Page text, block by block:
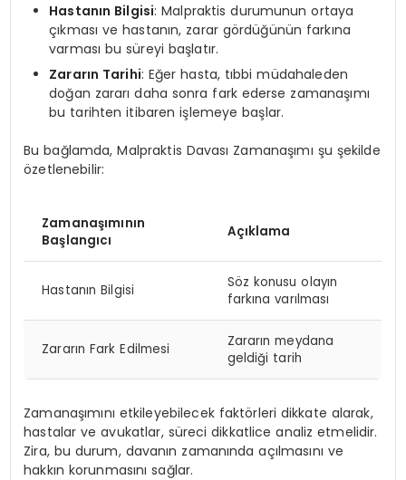
Hastanın Bilgisi: Malpraktis durumunun ortaya
çıkması ve hastanın, zarar gördüğünün farkına
varması bu süreyi başlatır.
Zararın Tarihi: Eğer hasta, tıbbi müdahaleden
doğan zararı daha sonra fark ederse zamanaşımı
bu tarihten itibaren işlemeye başlar.
Bu bağlamda, Malpraktis Davası Zamanaşımı şu şekilde
özetlenebilir:
Zamanaşımının
Başlangıcı
Açıklama
Hastanın Bilgisi
Söz konusu olayın
farkına varılması
Zararın Fark Edilmesi
Zararın meydana
geldiği tarih
Zamanaşımını etkileyebilecek faktörleri dikkate alarak,
hastalar ve avukatlar, süreci dikkatlice analiz etmelidir.
Zira, bu durum, davanın zamanında açılmasını ve
hakkın korunmasını sağlar.